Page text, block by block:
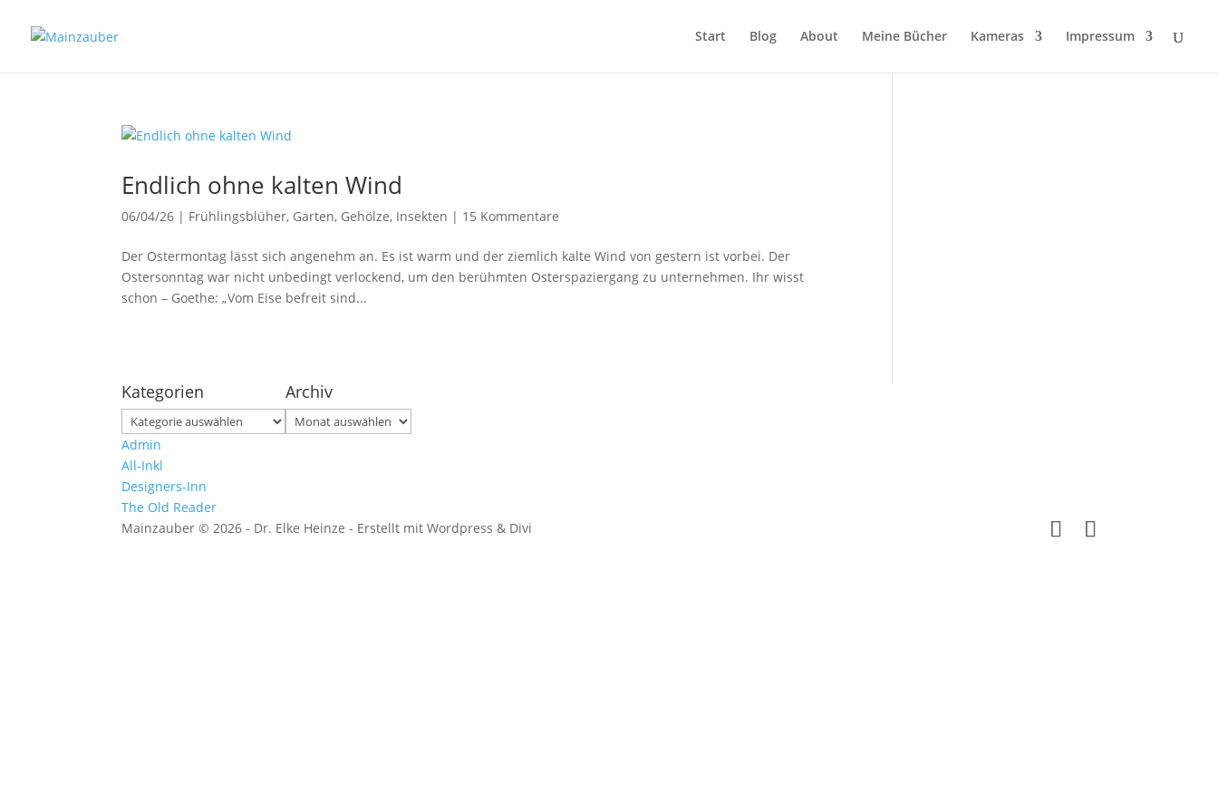
Start Blog About Meine Bücher Kameras Impressum
Endlich ohne kalten Wind
06/04/26 | Frühlingsblüher, Garten, Gehölze, Insekten | 15 Kommentare
Der Ostermontag lässt sich angenehm an. Es ist warm und der ziemlich kalte Wind von gestern ist vorbei. Der
Ostersonntag war nicht unbedingt verlockend, um den berühmten Osterspaziergang zu unternehmen. Ihr wisst
schon – Goethe: „Vom Eise befreit sind...
Kategorien
Kategorien
Archiv
Archiv
Admin
All-Inkl
Designers-Inn
The Old Reader
Mainzauber © 2026 - Dr. Elke Heinze - Erstellt mit Wordpress & Divi